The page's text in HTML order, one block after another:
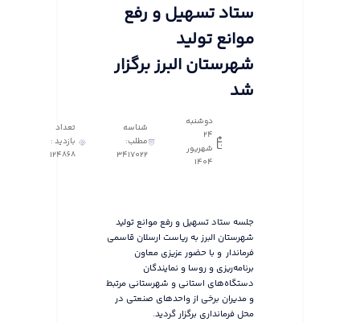
ستاد تسهیل و رفع
موانع تولید
شهرستان البرز برگزار
شد
دوشنبه
24
شهریور
1404
شناسه
مطلب:
3417022
تعداد
بازدید :
124868
جلسه ستاد تسهیل و رفع موانع تولید
شهرستان البرز به ریاست ارسلان قاسمی
فرماندار و با حضور عزیزی معاون
برنامه‌ریزی و روسا و نمایندگان
دستگاه‌های استانی و شهرستانی مرتبط
و مدیران برخی از واحدهای صنعتی در
محل فرمانداری برگزار گردید.